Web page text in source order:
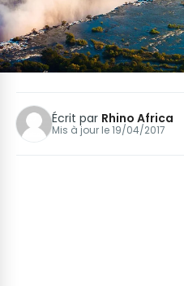
Écrit par Rhino Africa
Mis à jour le19/04/2017